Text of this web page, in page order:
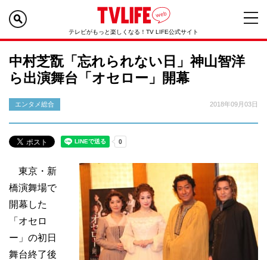
テレビがもっと楽しくなる！TV LIFE公式サイト
中村芝翫「忘れられない日」神山智洋
ら出演舞台「オセロー」開幕
エンタメ総合 2018年09月03日
東京・新
橋演舞場で
開幕した
「オセロ
ー」の初日
舞台終了後